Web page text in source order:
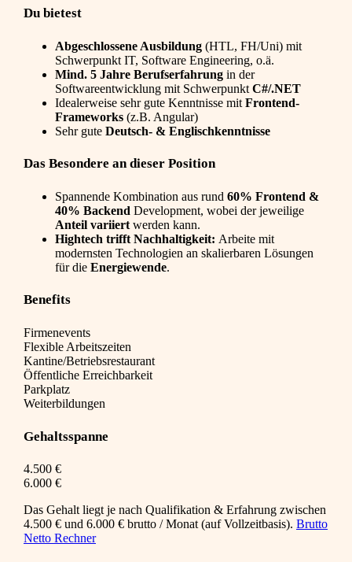
Du bietest
Abgeschlossene Ausbildung (HTL, FH/Uni) mit
Schwerpunkt IT, Software Engineering, o.ä.
Mind. 5 Jahre Berufserfahrung in der
Softwareentwicklung mit Schwerpunkt C#/.NET
Idealerweise sehr gute Kenntnisse mit Frontend-
Frameworks (z.B. Angular)
Sehr gute Deutsch- & Englischkenntnisse
Das Besondere an dieser Position
Spannende Kombination aus rund 60% Frontend &
40% Backend Development, wobei der jeweilige
Anteil variiert werden kann.
Hightech trifft Nachhaltigkeit: Arbeite mit
modernsten Technologien an skalierbaren Lösungen
für die Energiewende.
Benefits
Firmenevents
Flexible Arbeitszeiten
Kantine/Betriebsrestaurant
Öffentliche Erreichbarkeit
Parkplatz
Weiterbildungen
Gehaltsspanne
4.500 €
6.000 €
Das Gehalt liegt je nach Qualifikation & Erfahrung zwischen
4.500 € und 6.000 € brutto / Monat (auf Vollzeitbasis). Brutto
Netto Rechner